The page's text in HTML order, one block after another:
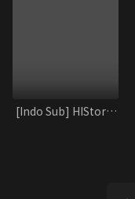
[Indo Sub] HIStory2_Shi and Fei